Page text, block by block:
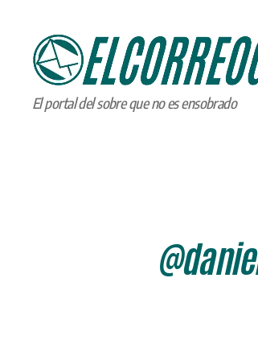
ELCORREOGRÁFICO
El portal del sobre que no es ensobrado